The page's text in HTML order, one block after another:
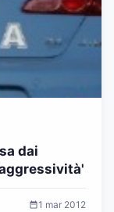
dai
1 mar 2012